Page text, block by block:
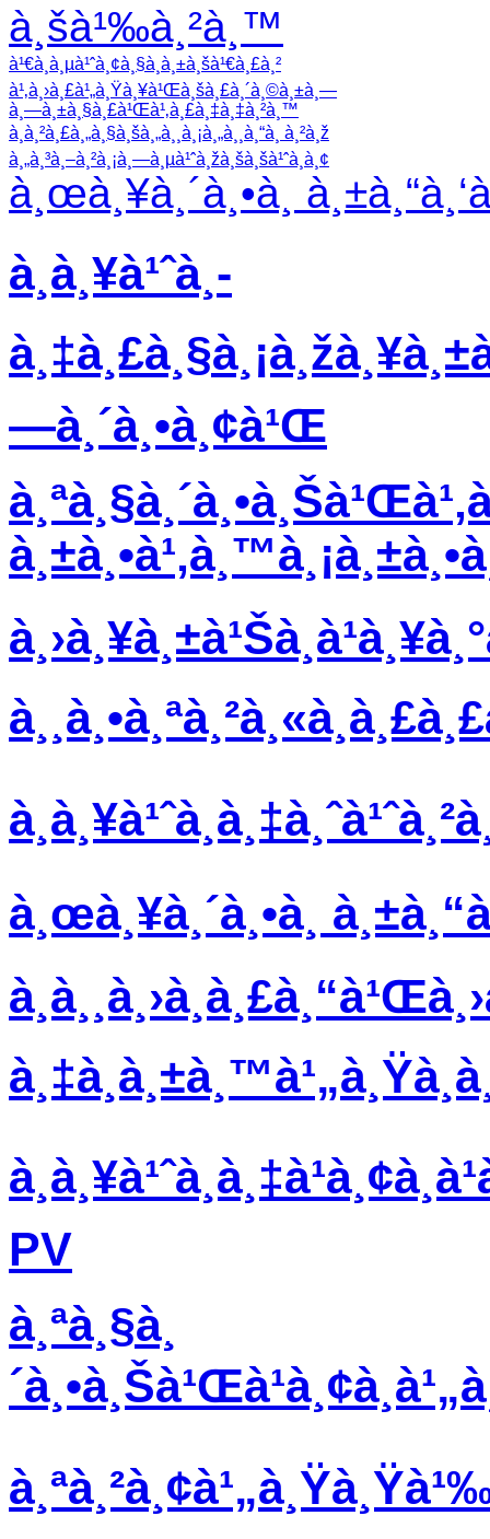
à¸šà¹‰à¸²à¸™
à¹€à¸à¸µà¹ˆà¸¢à¸§à¸à¸±à¸šà¹€à¸£à¸²
à¹‚à¸›à¸£à¹„à¸Ÿà¸¥à¹Œà¸šà¸£à¸´à¸©à¸±à¸—
à¸—à¸±à¸§à¸£à¹Œà¹‚à¸£à¸‡à¸‡à¸²à¸™
à¸à¸²à¸£à¸„à¸§à¸šà¸„à¸¸à¸¡à¸„à¸¸à¸“à¸ à¸²à¸ž
à¸„à¸³à¸–à¸²à¸¡à¸—à¸µà¹ˆà¸žà¸šà¸šà¹ˆà¸­à¸¢
à¸œà¸¥à¸´à¸•à¸
à¸à¸¥à¹ˆà¸­
—à¸´à¸•à¸¢à¹Œ
à¸œà¸¥à¸´à¸•à¸
PV
à¸ªà¸§à¸